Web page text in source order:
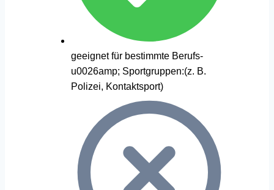
geeignet für bestimmte Berufs-
u0026amp; Sportgruppen:(z. B.
Polizei, Kontaktsport)